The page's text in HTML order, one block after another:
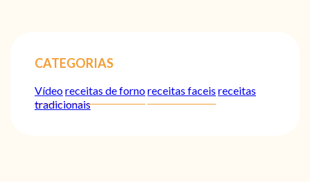
CATEGORIAS
Vídeoreceitas de fornoreceitas faceis receitas
tradicionais